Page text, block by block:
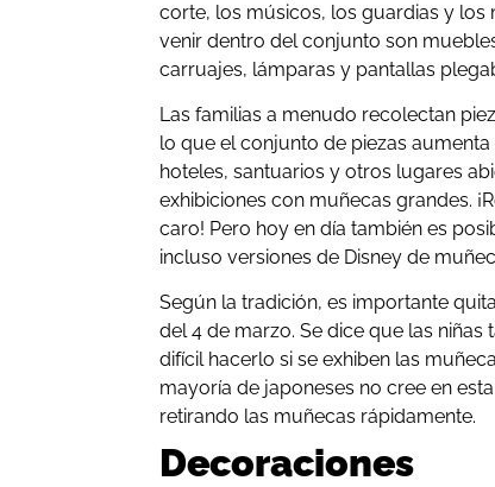
corte, los músicos, los guardias y los
venir dentro del conjunto son
carruajes, lámparas y pantallas
Las familias a menudo recolectan
lo que el conjunto de piezas
hoteles, santuarios y otros lugares
exhibiciones con muñecas grandes.
caro! Pero hoy en día también es
incluso versiones de Disney de
Según la tradición, es importante
del 4 de marzo. Se dice que las
difícil hacerlo si se exhiben las
mayoría de japoneses no cree en
retirando las muñecas rápidamente.
Decoraciones